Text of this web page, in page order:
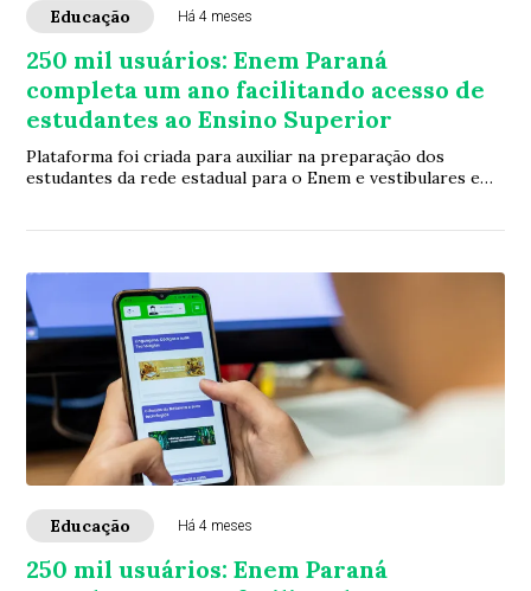
Educação Há 4 meses
250 mil usuários: Enem Paraná
completa um ano facilitando acesso de
estudantes ao Ensino Superior
Plataforma foi criada para auxiliar na preparação dos
estudantes da rede estadual para o Enem e vestibulares em
Educação Há 4 meses
250 mil usuários: Enem Paraná